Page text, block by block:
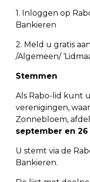
1. Inloggen op
Bankieren
2. Meld u gratis aan
/Algemeen/
Stemmen
Als Rabo-lid kunt
verenigingen,
Zonnebloem,
september en
U stemt via de
Bankieren.